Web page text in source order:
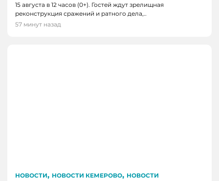
15 августа в 12 часов (0+). Гостей ждут зрелищная
реконструкция сражений и ратного дела,..
57 минут назад
НОВОСТИ, НОВОСТИ КЕМЕРОВО, НОВОСТИ